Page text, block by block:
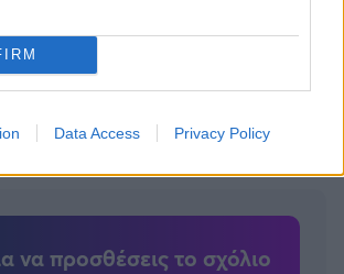
Data Access Privacy Policy
ΓΑΜΟΣ
να προσθέσεις το σχόλιο